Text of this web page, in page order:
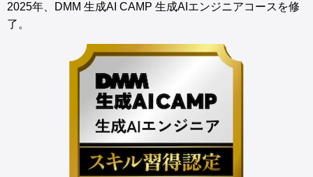
2025年、DMM 生成AI CAMP 生成AIエンジニアコースを修
了。